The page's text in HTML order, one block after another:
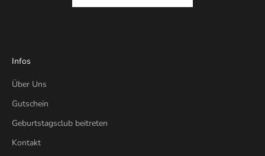
Infos
Über Uns
Gutschein
Geburtstagsclub beitreten
Kontakt